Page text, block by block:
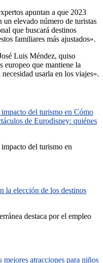
apuntan a que 2023
un elevado número de turistas
que buscará destinos
familiares más ajustados».
Luis Méndez, quiso
europeo que mantiene la
usarla en los viajes».
del turismo en Cómo
de Eurodisney: quiénes
del turismo en
la elección de los destinos
destaca por el empleo
atracciones para niños